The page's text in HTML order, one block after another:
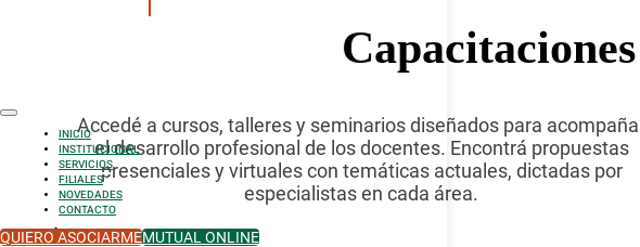
INICIO
INSTITUCIONAL
SERVICIOS
FILIALES
NOVEDADES
CONTACTO
QUIERO ASOCIARMEMUTUAL ONLINE
Accedé a cursos, talleres y seminarios diseñados para
el desarrollo profesional de los docentes. Encontrá propuestas
presenciales y virtuales con temáticas actuales, dictadas por
especialistas en cada área.